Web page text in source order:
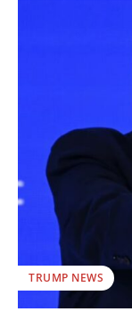
TRUMP NEWS